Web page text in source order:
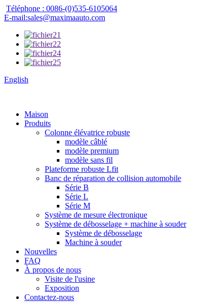
Téléphone : 0086-(0)535-6105064
E-mail:sales@maximaauto.com
English
Maison
Produits
Colonne élévatrice robuste
modèle câblé
modèle premium
modèle sans fil
Plateforme robuste Lfit
Banc de réparation de collision automobile
Série B
Série L
Série M
Système de mesure électronique
Système de débosselage + machine à souder
Système de débosselage
Machine à souder
Nouvelles
FAQ
À propos de nous
Visite de l'usine
Exposition
Contactez-nous